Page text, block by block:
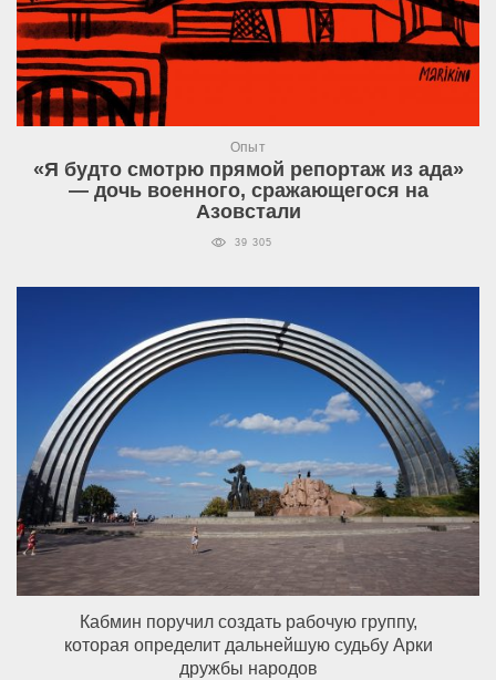
Опыт
«Я будто смотрю прямой репортаж из ада»
— дочь военного, сражающегося на
Азовстали
39 305
Кабмин поручил создать рабочую группу,
которая определит дальнейшую судьбу Арки
дружбы народов